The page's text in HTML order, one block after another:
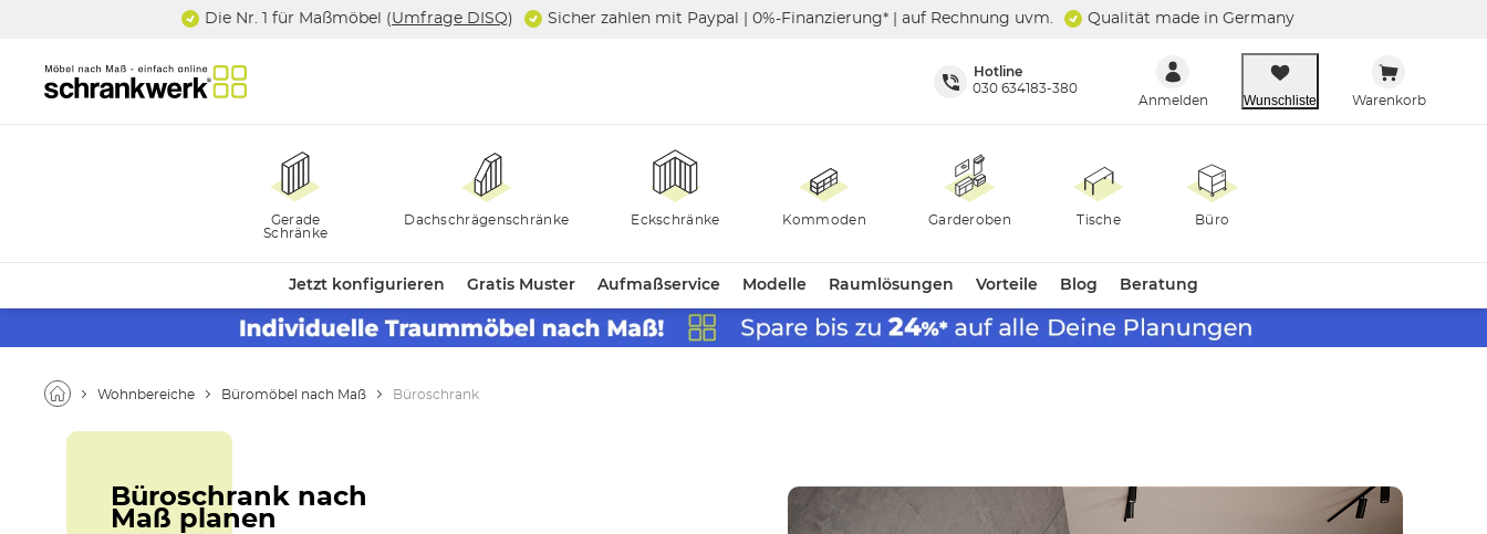
Die Nr. 1 für Maßmöbel (Umfrage DISQ) Sicher zahlen mit Paypal | 0%-Finanzierung* | auf Rechnung uvm. Qualität made in Germany
Hotline
030 634183-380
Anmelden
Wunschliste Warenkorb
Gerade
Schränke
Dachschrägenschränke Eckschränke Kommoden Garderoben Tische Büro
Jetzt konfigurieren Gratis Muster Aufmaßservice Modelle Raumlösungen Vorteile Blog Beratung
Wohnbereiche Büromöbel nach Maß Büroschrank
Büroschrank nach
Maß planen